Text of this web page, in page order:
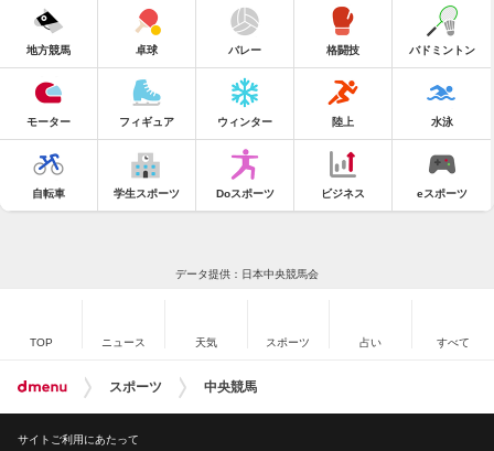
地方競馬 卓球 バレー 格闘技 バドミントン
モーター フィギュア ウィンター 陸上 水泳
自転車 学生スポーツ Doスポーツ ビジネス eスポーツ
データ提供：日本中央競馬会
TOP ニュース 天気 スポーツ 占い すべて
スポーツ 中央競馬
サイトご利用にあたって